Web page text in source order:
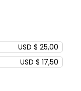
USD $ 25,00
USD $ 17,50